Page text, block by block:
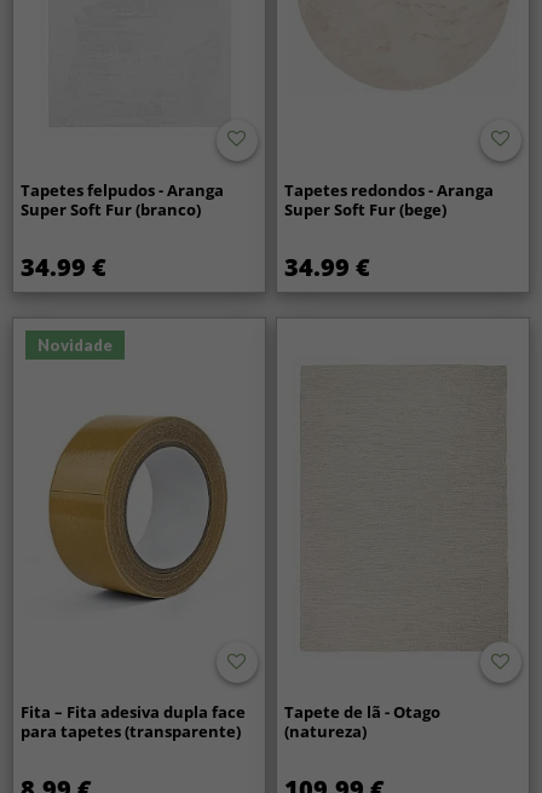
Tapetes felpudos - Aranga
Super Soft Fur (branco)
34.99 €
Tapetes redondos - Aranga
Super Soft Fur (bege)
34.99 €
Novidade
Fita – Fita adesiva dupla face
para tapetes (transparente)
Tapete de lã - Otago
(natureza)